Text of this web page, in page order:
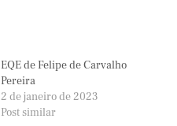
EQE de Felipe de Carvalho
Pereira
2 de janeiro de 2023
Post similar